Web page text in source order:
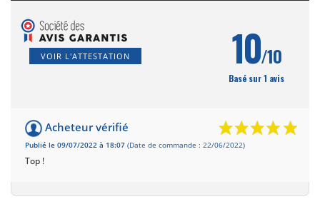
VOIR L'ATTESTATION 10/10
Basé sur 1 avis
Acheteur vérifié
Publié le 09/07/2022 à 18:07 (Date de commande : 22/06/2022)
Top !